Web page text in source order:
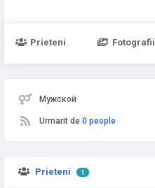
Prieteni Fotografii
Мужской
Urmarit de 0 people
Prieteni 1